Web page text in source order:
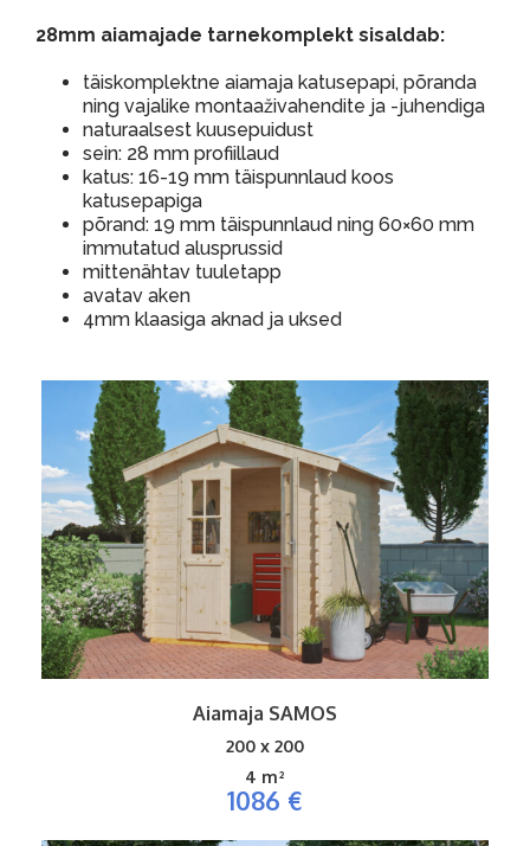
28mm aiamajade tarnekomplekt sisaldab:
täiskomplektne aiamaja katusepapi, põranda
ning vajalike montaaživahendite ja -juhendiga
naturaalsest kuusepuidust
sein: 28 mm profiillaud
katus: 16-19 mm täispunnlaud koos
katusepapiga
põrand: 19 mm täispunnlaud ning 60×60 mm
immutatud alusprussid
mittenähtav tuuletapp
avatav aken
4mm klaasiga aknad ja uksed
Aiamaja SAMOS
200 x 200
4 m²
1086 €